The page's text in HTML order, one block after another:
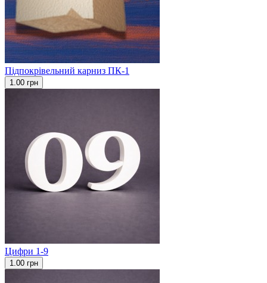
Підпокрівельний карниз ПК-1
1.00 грн
Цифри 1-9
1.00 грн